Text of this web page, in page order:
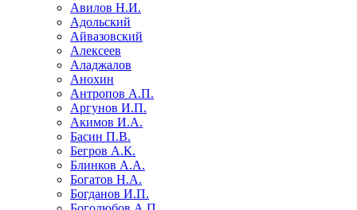
Авилов Н.И.
Адольский
Айвазовский
Алексеев
Аладжалов
Анохин
Антропов А.П.
Аргунов И.П.
Акимов И.А.
Басин П.В.
Бегров А.К.
Блинков А.А.
Богатов Н.А.
Богданов И.П.